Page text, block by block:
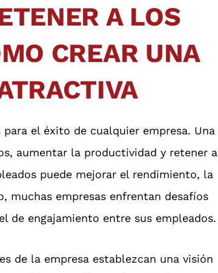
A LOS
CREAR UNA
el éxito de cualquier empresa. Una
aumentar la productividad y retener a
puede mejorar el rendimiento, la
muchas empresas enfrentan desafíos
de engajamiento entre sus empleados.
de la empresa establezcan una visión